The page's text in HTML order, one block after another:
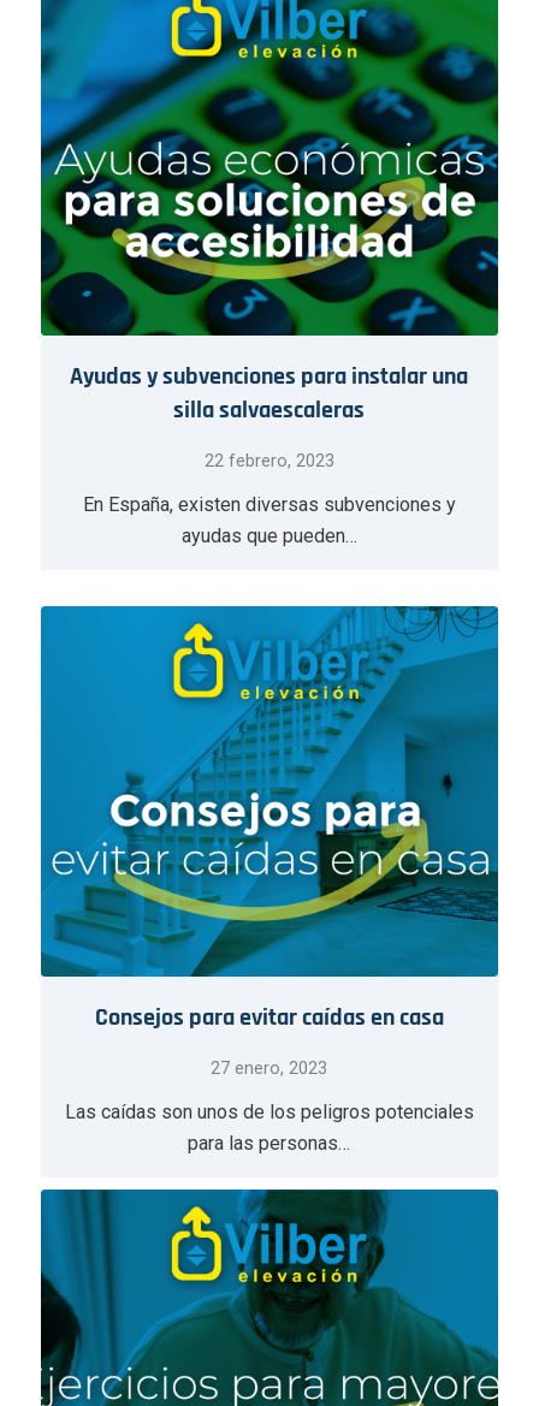
Ayudas y subvenciones para instalar una
silla salvaescaleras
22 febrero, 2023
En España, existen diversas subvenciones y
ayudas que pueden…
Consejos para evitar caídas en casa
27 enero, 2023
Las caídas son unos de los peligros potenciales
para las personas…